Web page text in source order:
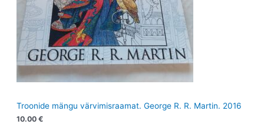
Troonide mängu värvimisraamat. George R. R. Martin. 2016
10.00 €